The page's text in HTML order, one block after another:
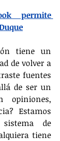
permite
tiene un
de volver a
fuentes
de ser un
opiniones,
Estamos
de
tiene